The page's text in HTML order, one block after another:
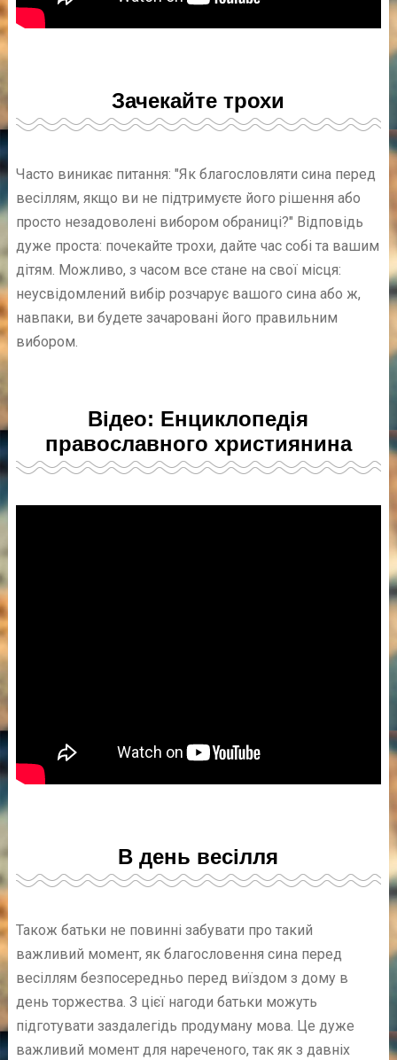
Зачекайте трохи
Часто виникає питання: "Як благословляти сина перед
весіллям, якщо ви не підтримуєте його рішення або
просто незадоволені вибором обраниці?" Відповідь
дуже проста: почекайте трохи, дайте час собі та вашим
дітям. Можливо, з часом все стане на свої місця:
неусвідомлений вибір розчарує вашого сина або ж,
навпаки, ви будете зачаровані його правильним
вибором.
Відео: Енциклопедія
православного християнина
В день весілля
Також батьки не повинні забувати про такий
важливий момент, як благословення сина перед
весіллям безпосередньо перед виїздом з дому в
день торжества. З цієї нагоди батьки можуть
підготувати заздалегідь продуману мова. Це дуже
важливий момент для нареченого, так як з давніх